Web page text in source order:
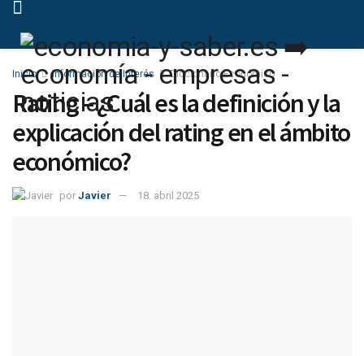
Inicio Información de Interés Diccionario Económico
Rating – ¿Cuál es la definición y la
explicación del rating en el ámbito
económico?
por Javier 18. abril 2025